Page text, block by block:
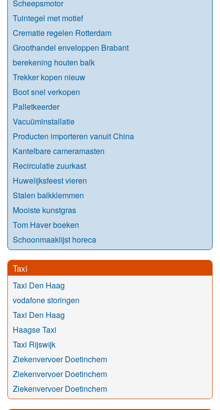
Scheepsmotor
Tuintegel met motief
Crematie regelen Rotterdam
Groothandel enveloppen Brabant
berekening houten balk
Trekker kopen nieuw
Boot snel verkopen
Palletkeerder
Vacuüminstallatie
Producten importeren vanuit China
Kantelbare cameramasten
Recirculatie zuurkast
Huwelijksfeest vieren
Stalen balkklemmen
Mooiste kunstgras
Tom Haver boeken
Schoonmaaklijst horeca
Taxi
Taxi Den Haag
vodafone storingen
Taxi Den Haag
Haagse Taxi
Taxi Rijswijk
Ziekenvervoer Doetinchem
Ziekenvervoer Doetinchem
Ziekenvervoer Doetinchem